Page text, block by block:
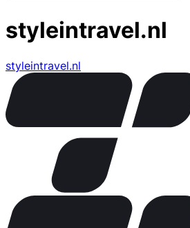
styleintravel.nl
styleintravel.nl